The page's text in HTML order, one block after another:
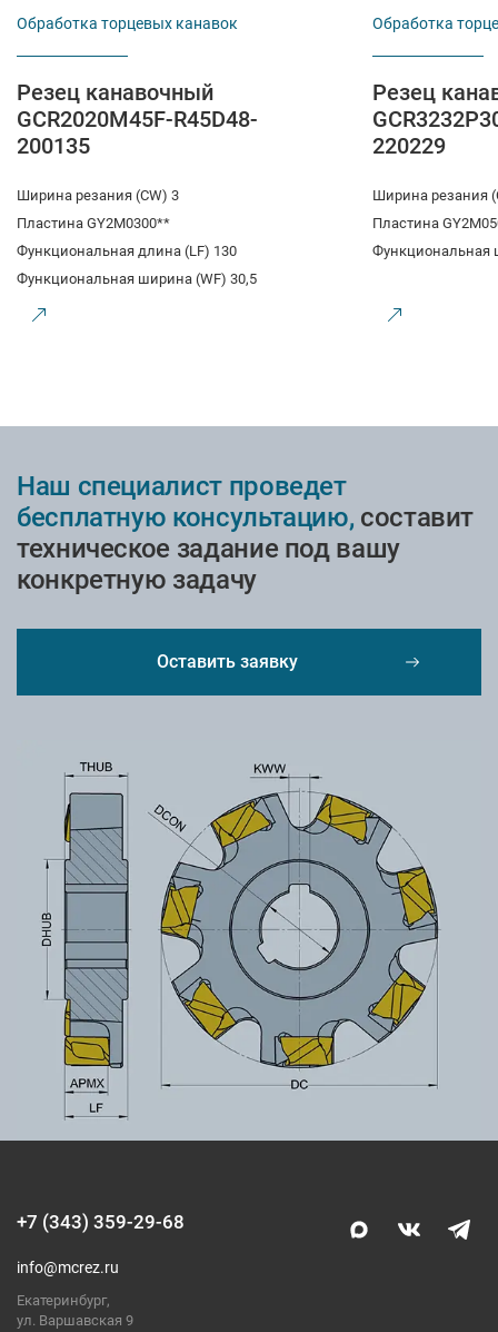
Обработка торцевых канавок
Резец канавочный
GCR2020M45F-R45D48-
200135
Ширина резания (CW) 3
Пластина GY2M0300**
Функциональная длина (LF) 130
Функциональная ширина (WF) 30,5
Обработка
Резец
220229
Ширина резания
Пластина
Функциональная
Наш специалист проведет
бесплатную консультацию, составит
техническое задание под вашу
конкретную задачу
Оставить заявку
+7 (343) 359-29-68
info@mcrez.ru
Екатеринбург,
ул. Варшавская 9